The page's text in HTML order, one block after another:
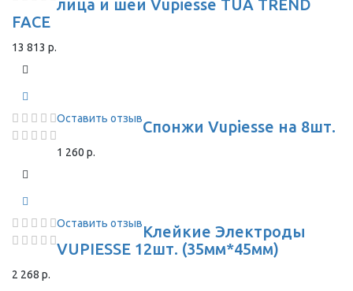
лица и шеи Vupiesse TUA TREND
FACE
13 813 р.
Оставить отзывСпонжи Vupiesse на 8шт.
1 260 р.
Оставить отзывКлейкие Электроды
VUPIESSE 12шт. (35мм*45мм)
2 268 р.